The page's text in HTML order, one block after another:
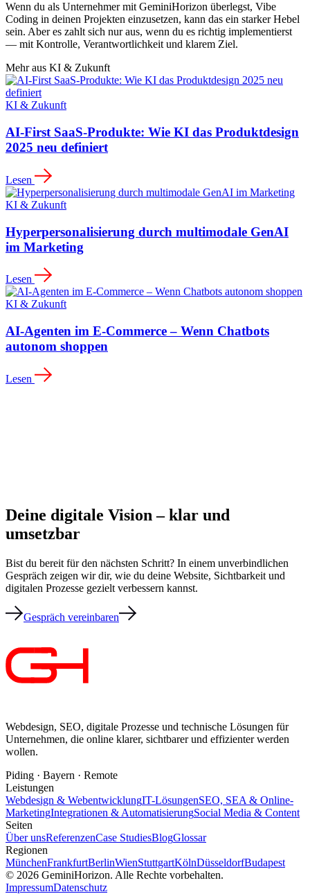
Wenn du als Unternehmer mit GeminiHorizon überlegst, Vibe
Coding in deinen Projekten einzusetzen, kann das ein starker Hebel
sein. Aber es zahlt sich nur aus, wenn du es richtig implementierst
— mit Kontrolle, Verantwortlichkeit und klarem Ziel.
Mehr aus KI & Zukunft
KI & Zukunft
AI‑First SaaS‑Produkte: Wie KI das Produktdesign
2025 neu definiert
Lesen
KI & Zukunft
Hyperpersonalisierung durch multimodale GenAI
im Marketing
Lesen
KI & Zukunft
AI‑Agenten im E‑Commerce – Wenn Chatbots
autonom shoppen
Lesen
Deine digitale Vision – klar und
umsetzbar
Bist du bereit für den nächsten Schritt? In einem unverbindlichen
Gespräch zeigen wir dir, wie du deine Website, Sichtbarkeit und
digitalen Prozesse gezielt verbessern kannst.
Gespräch vereinbaren
Webdesign, SEO, digitale Prozesse und technische Lösungen für
Unternehmen, die online klarer, sichtbarer und effizienter werden
wollen.
Piding · Bayern · Remote
Leistungen
Webdesign & WebentwicklungIT-LösungenSEO, SEA & Online-
MarketingIntegrationen & AutomatisierungSocial Media & Content
Seiten
Über unsReferenzenCase StudiesBlogGlossar
Regionen
MünchenFrankfurtBerlinWienStuttgartKölnDüsseldorfBudapest
© 2026 GeminiHorizon. Alle Rechte vorbehalten.
ImpressumDatenschutz